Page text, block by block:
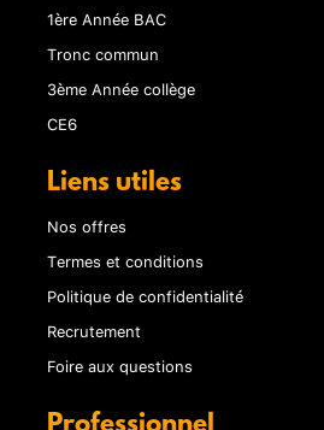
1ère Année BAC
Tronc commun
3ème Année collège
CE6
Liens utiles
Nos offres
Termes et conditions
Politique de confidentialité
Recrutement
Foire aux questions